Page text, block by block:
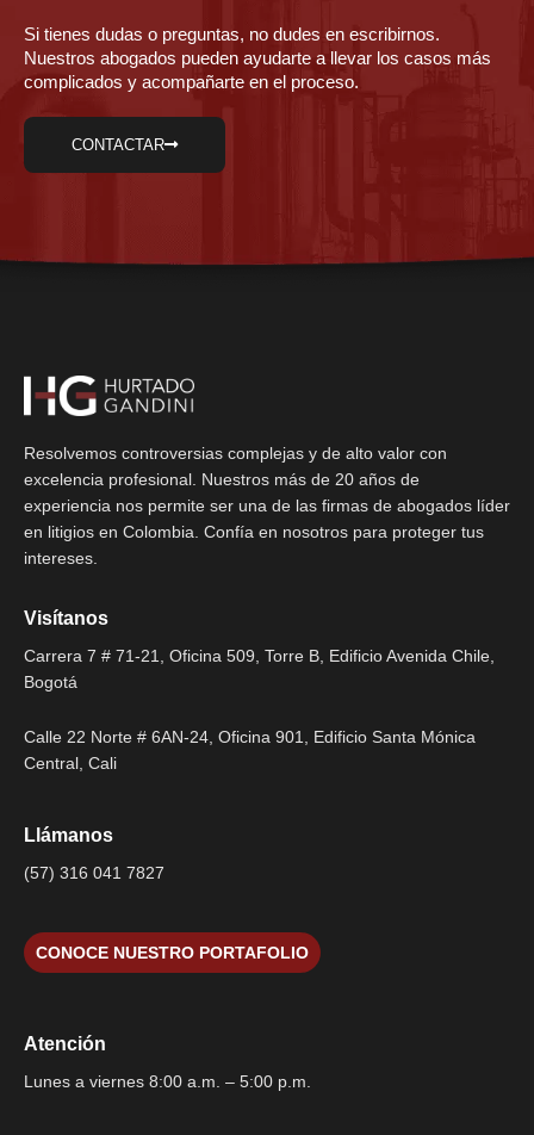
Si tienes dudas o preguntas, no dudes en escribirnos.
Nuestros abogados pueden ayudarte a llevar los casos más
complicados y acompañarte en el proceso.
CONTACTAR
Resolvemos controversias complejas y de alto valor con
excelencia profesional. Nuestros más de 20 años de
experiencia nos permite ser una de las firmas de abogados líder
en litigios en Colombia. Confía en nosotros para proteger tus
intereses.
Visítanos
Carrera 7 # 71-21, Oficina 509, Torre B, Edificio Avenida Chile,
Bogotá
Calle 22 Norte # 6AN-24, Oficina 901, Edificio Santa Mónica
Central, Cali
Llámanos
(57) 316 041 7827
CONOCE NUESTRO PORTAFOLIO
Atención
Lunes a viernes 8:00 a.m. – 5:00 p.m.